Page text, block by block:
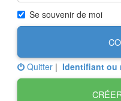
Se souvenir de moi
Quitter | Identifiant ou